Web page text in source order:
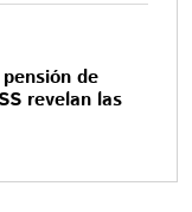
de
revelan las